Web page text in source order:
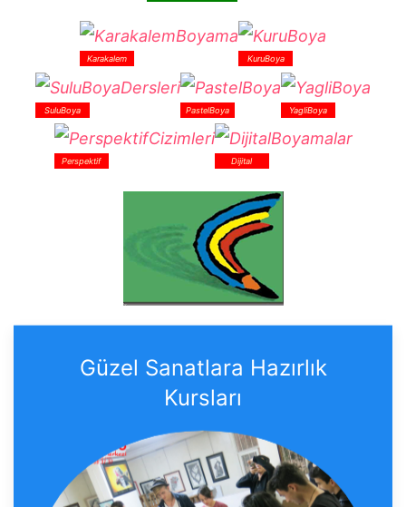
Karakalem KuruBoya
SuluBoya PastelBoya YagliBoya
Perspektif Dijital
Güzel Sanatlara Hazırlık
Kursları